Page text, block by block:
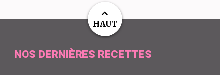
NOS DERNIÈRES RECETTES
HAUT